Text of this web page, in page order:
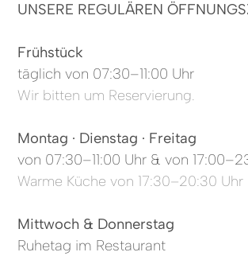
UNSERE REGULÄREN
Frühstück
täglich von 07:30–11:00 Uhr
Wir bitten um Reservierung.
Montag · Dienstag · Freitag
von 07:30–11:00 Uhr & von
Warme Küche von 17:30–20:30 Uhr
Mittwoch & Donnerstag
Ruhetag im Restaurant